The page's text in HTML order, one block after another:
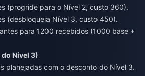
(progride para o Nível 2, custo 360).
(desbloqueia Nível 3, custo 450).
para 1200 recebidos (1000 base +
Nível 3)
planejadas com o desconto do Nível 3.